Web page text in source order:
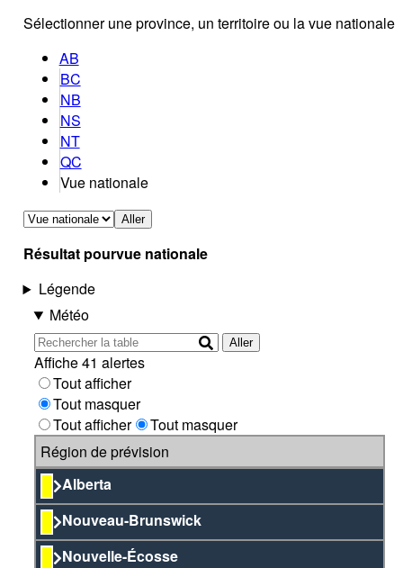
Sélectionner une province, un territoire ou la vue nationale
AB
BC
NB
NS
NT
QC
Vue nationale
Aller
Résultat pourvue nationale
Légende
Météo
Aller
Affiche 41 alertes
Tout afficher
Tout masquer
Tout afficher
Tout masquer
Région de prévision
Alberta
Nouveau-Brunswick
Nouvelle-Écosse